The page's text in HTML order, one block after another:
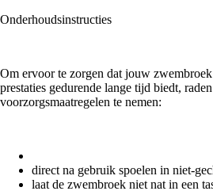
Onderhoudsinstructies
Om ervoor te zorgen dat jouw
prestaties gedurende lange tijd biedt,
voorzorgsmaatregelen te nemen:
direct na gebruik spoelen in niet-
laat de zwembroek niet nat in een